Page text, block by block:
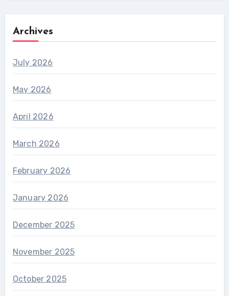
Archives
July 2026
May 2026
April 2026
March 2026
February 2026
January 2026
December 2025
November 2025
October 2025